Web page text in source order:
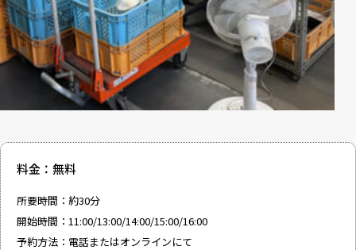
料金：無料
所要時間：約30分
開始時間：11:00/13:00/14:00/15:00/16:00
予約方法：電話またはオンラインにて